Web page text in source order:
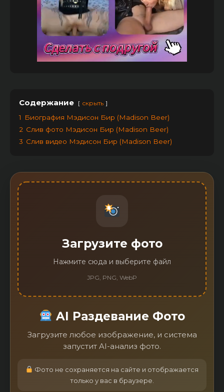
Содержание скрыть
1
Биография Мэдисон Бир (Madison Beer)
2 Слив фото Мэдисон Бир (Madison Beer)
3 Слив видео Мэдисон Бир (Madison Beer)
Загрузите фото
Нажмите сюда и выберите файл
JPG, PNG, WebP
AI Раздевание Фото
Загрузите любое изображение, и система
запустит AI-анализ фото.
Фото не сохраняется на сайте и отображается
только у вас в браузере.